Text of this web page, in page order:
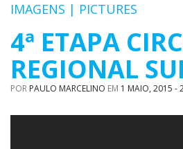
IMAGENS | PICTURES
4ª ETAPA
REGIONAL
POR PAULO MARCELINO EM 1 MAIO, 2015 -